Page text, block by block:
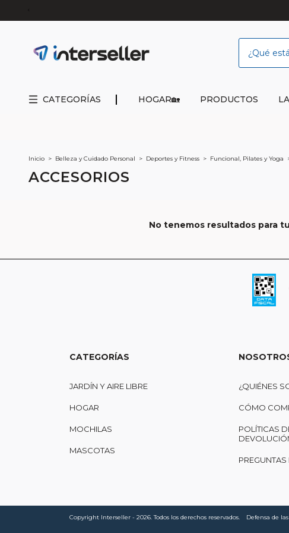
CATEGORÍAS HOGAR🏡 PRODUCTOS
Inicio > Belleza y Cuidado Personal > Deportes y Fitness > Funcional, Pilates y Yoga
ACCESORIOS
No tenemos resultados para
CATEGORÍAS
JARDÍN Y AIRE LIBRE
HOGAR
MOCHILAS
MASCOTAS
¿QUIÉNES
CÓMO
POLÍTICAS
PREGUNTAS
Copyright Interseller - 2026. Todos los derechos reservados. Defensa de